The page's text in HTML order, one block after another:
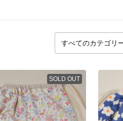
SOLD OUT